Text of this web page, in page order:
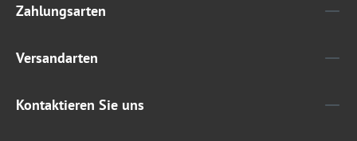
Zahlungsarten
Versandarten
Kontaktieren Sie uns